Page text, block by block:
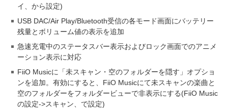
イ、から設定)
USB DAC/Air Play/Bluetooth受信の各モード画面にバッテリー
残量とボリューム値の表示を追加
急速充電中のステータスバー表示およびロック画面でのアニメ
ーション表示に対応
FiiO Musicに「未スキャン・空のフォルダーを隠す」オプショ
ンを追加。有効にすると、FiiO Musicにて未スキャンの楽曲と
空のフォルダーをフォルダービューで非表示にする(FiiO Music
の設定->スキャン、で設定)